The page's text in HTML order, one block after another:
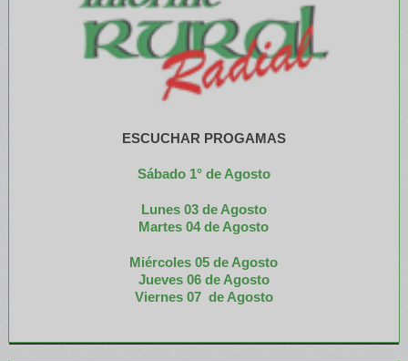
ESCUCHAR PROGAMAS
Sábado 1° de Agosto
Lunes 03 de Agosto
Martes 04 de Agosto
Miércoles 05 de Agosto
Jueves 06 de Agosto
Viernes 07 de Agosto